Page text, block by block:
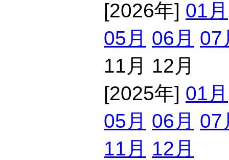
[2026年] 01月
05月 06月 07
11月 12月
[2025年] 01月
05月 06月 07
11月 12月